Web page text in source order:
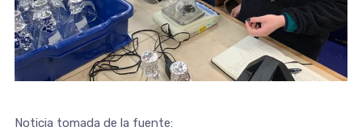
Noticia tomada de la fuente: